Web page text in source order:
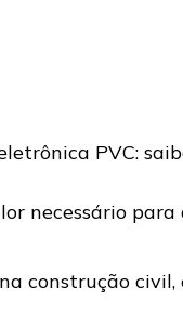
necessário
construção